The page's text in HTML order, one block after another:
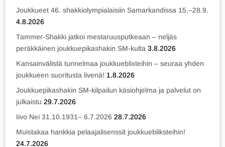
Joukkueet 46. shakkiolympialaisiin Samarkandissa 15.–28.9.
4.8.2026
Tammer-Shakki jatkoi mestaruusputkeaan – neljäs
peräkkäinen joukkuepikashakin SM-kulta 3.8.2026
Kansainvälistä tunnelmaa joukkueblixteihin – seuraa yhden
joukkueen suoritusta livenä! 1.8.2026
Joukkuepikashakin SM-kilpailun käsiohjelma ja palvelut on
julkaistu 29.7.2026
Iivo Nei 31.10.1931– 6.7.2026 28.7.2026
Muistakaa hankkia pelaajalisenssit joukkuebliksteihin!
24.7.2026